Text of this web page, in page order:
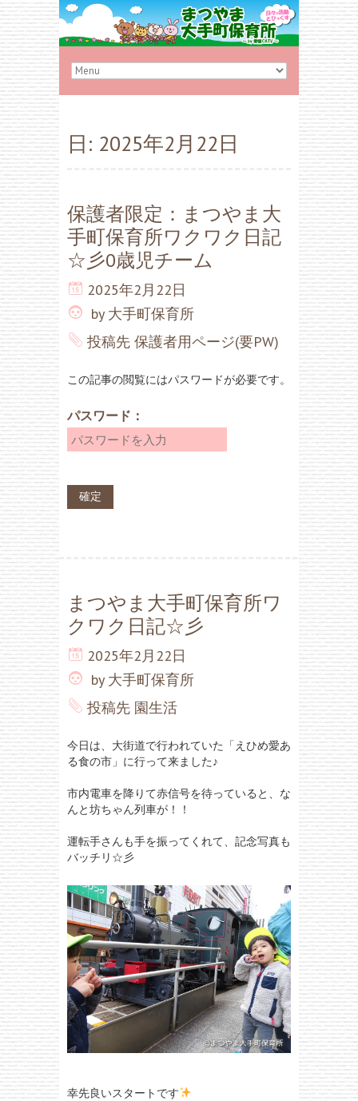
日: 2025年2月22日
保護者限定：まつやま大
手町保育所ワクワク日記
☆彡0歳児チーム
2025年2月22日
by 大手町保育所
投稿先 保護者用ページ(要PW)
この記事の閲覧にはパスワードが必要です。
パスワード：
まつやま大手町保育所ワ
クワク日記☆彡
2025年2月22日
by 大手町保育所
投稿先 園生活
今日は、大街道で行われていた「えひめ愛あ
る食の市」に行って来ました♪
市内電車を降りて赤信号を待っていると、な
んと坊ちゃん列車が！！
運転手さんも手を振ってくれて、記念写真も
バッチリ☆彡
幸先良いスタートです